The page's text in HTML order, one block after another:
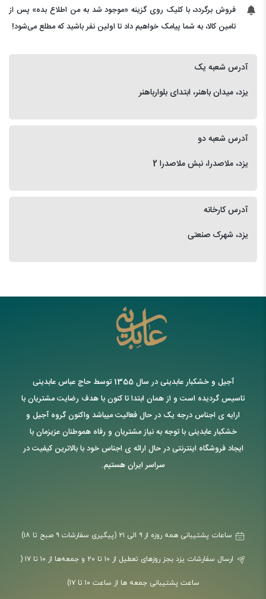
فروش برگردد، با کلیک روی گزینه «موجود شد به من اطلاع بده» پس از
تامین کالا، به شما پیامک خواهیم داد تا اولین نفر باشید که مطلع می‌شود!
آدرس شعبه یک
یزد، میدان باهنر، ابتدای بلوارباهنر
آدرس شعبه دو
یزد، ملاصدرا، نبش ملاصدرا 2
آدرس کارخانه
یزد، شهرک صنعتی
آجیل و خشکبار عابدینی در سال 1355 توسط حاج عباس عابدینی
تاسیس گردیده است و از همان ابتدا تا کنون با هدف رضایت مشتریان با
ارایه ی اجناس درجه یک در حال فعالیت میباشد واکنون گروه آجیل و
خشکبار عابدینی با توجه به نیاز مشتریان و رفاه هموطنان عزیزمان با
ایجاد فروشگاه اینترنتی در حال ارائه ی اجناس خود با بالاترین کیفیت در
سراسر ایران هستیم.
ارسال سفارشات یزد بجز روزهای تعطیل از ۱۰ تا ۲۰ و جمعه‌ها از ۱۰ تا ۱۷ (
ساعت پشتیبانی جمعه ها از ساعت ۱۰ تا ۱۷)